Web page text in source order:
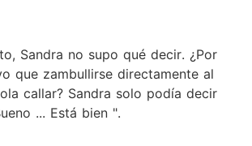
Sandra no supo qué decir. ¿Por
que zambullirse directamente al
callar? Sandra solo podía decir
... Está bien ".